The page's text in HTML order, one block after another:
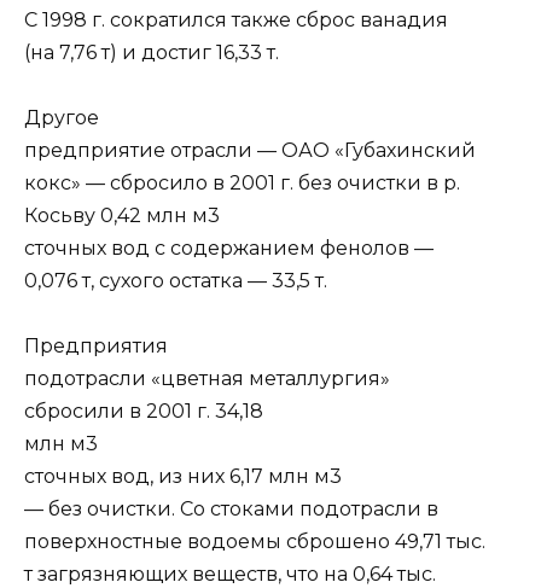
С 1998 г. сократился также сброс ванадия
(на 7,76 т) и достиг 16,33 т.
Другое
предприятие отрасли — ОАО «Губахинский
кокс» — сбросило в 2001 г. без очистки в р.
Косьву 0,42 млн м3
сточных вод с содержанием фенолов —
0,076 т, сухого остатка — 33,5 т.
Предприятия
подотрасли «цветная металлургия»
сбросили в 2001 г. 34,18
млн м3
сточных вод, из них 6,17 млн м3
— без очистки. Со стоками подотрасли в
поверхностные водоемы сброшено 49,71 тыс.
т загрязняющих веществ, что на 0,64 тыс.